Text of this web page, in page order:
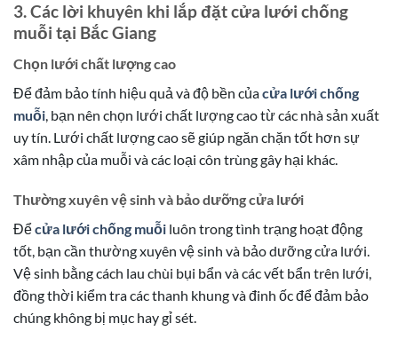
3. Các lời khuyên khi lắp đặt cửa lưới chống
muỗi tại Bắc Giang
Chọn lưới chất lượng cao
Để đảm bảo tính hiệu quả và độ bền củacửa lưới chống
muỗi , bạn nên chọn lưới chất lượng cao từ các nhà sản xuất
uy tín. Lưới chất lượng cao sẽ giúp ngăn chặn tốt hơn sự
xâm nhập của muỗi và các loại côn trùng gây hại khác.
Thường xuyên vệ sinh và bảo dưỡng cửa lưới
Đểcửa lưới chống muỗi luôn trong tình trạng hoạt động
tốt, bạn cần thường xuyên vệ sinh và bảo dưỡng cửa lưới.
Vệ sinh bằng cách lau chùi bụi bẩn và các vết bẩn trên lưới,
đồng thời kiểm tra các thanh khung và đinh ốc để đảm bảo
chúng không bị mục hay gỉ sét.